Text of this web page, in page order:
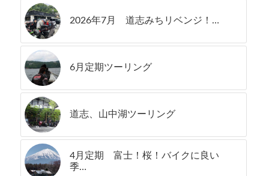
2026年7月 道志みちリベンジ！…
6月定期ツーリング
道志、山中湖ツーリング
4月定期 富士！桜！バイクに良い
季…